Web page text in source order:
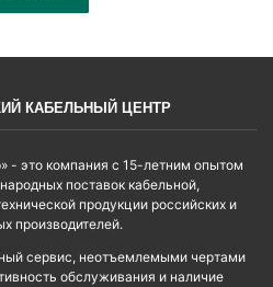
КАБЕЛЬНЫЙ ЦЕНТР
- это компания с 15-летним опытом
поставок кабельной,
продукции российских и
производителей.
сервис, неотъемлемыми чертами
обслуживания и наличие